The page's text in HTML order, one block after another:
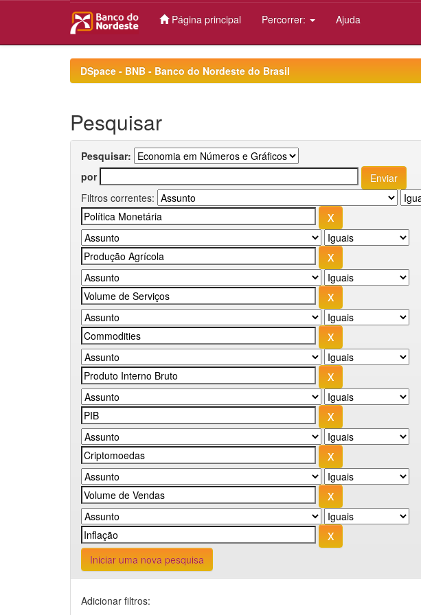
Página principal Percorrer: Ajuda
DSpace - BNB - Banco do Nordeste do Brasil
Pesquisar
Pesquisar:
por
Filtros correntes:
Iniciar uma nova pesquisa
Adicionar filtros: